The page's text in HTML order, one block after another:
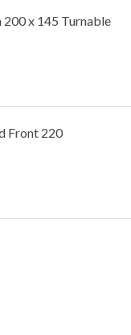
200 x 145 Turnable
Front 220